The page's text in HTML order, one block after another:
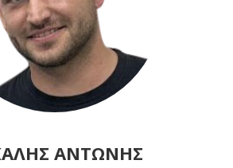
ΑΝΤΩΝΗΣ